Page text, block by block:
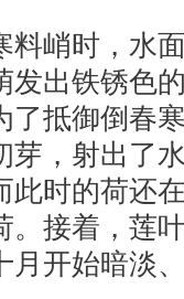
时，水面
发出铁锈色
了抵御倒春
芽，射出了
此时的荷还
。接着，莲
月开始暗淡